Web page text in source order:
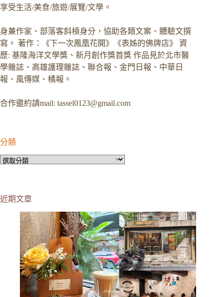
享受生活/美食/旅遊/展覽/文學。
身兼作家、部落客斜槓身分，協助各類文案、體驗文撰
寫。 著作：《下一次鳳凰花開》《表姊的佛牌店》 資
歷: 基隆海洋文學獎、新月創作獎首獎 作品見於北市醫
學雜誌、高雄護理雜誌、聯合報、金門日報、中華日
報、風傳媒、橘報。
合作邀約請mail: tassel0123@gmail.com
分類
分
近期文章